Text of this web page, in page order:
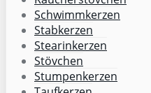
Schwimmkerzen
Stabkerzen
Stearinkerzen
Stövchen
Stumpenkerzen